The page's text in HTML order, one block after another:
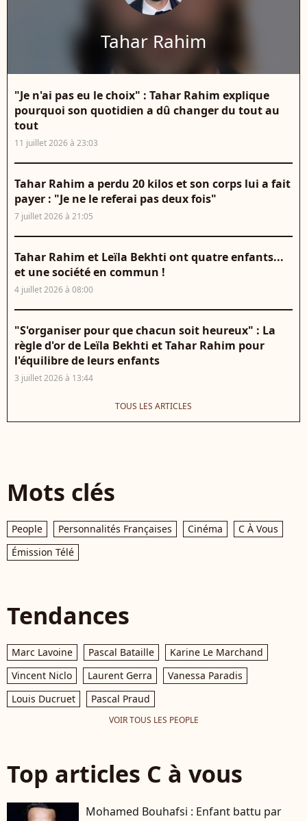
Tahar Rahim
"Je n'ai pas eu le choix" : Tahar Rahim explique
pourquoi son quotidien a dû changer du tout au
tout
11 juillet 2026 à 23:03
Tahar Rahim a perdu 20 kilos et son corps lui a fait
payer : "Je ne le referai pas deux fois"
7 juillet 2026 à 21:05
Tahar Rahim et Leïla Bekhti ont quatre enfants...
et une société en commun !
4 juillet 2026 à 08:00
"S'organiser pour que chacun soit heureux" : La
règle d'or de Leïla Bekhti et Tahar Rahim pour
l'équilibre de leurs enfants
3 juillet 2026 à 13:44
TOUS LES ARTICLES
Mots clés
People Personnalités Françaises Cinéma
C À Vous
Émission Télé
Tendances
Marc Lavoine Pascal Bataille
Karine Le Marchand
Vincent Niclo
Laurent Gerra
Vanessa Paradis
Louis Ducruet
Pascal Praud
VOIR TOUS LES PEOPLE
Top articles C à vous
Mohamed Bouhafsi : Enfant battu par